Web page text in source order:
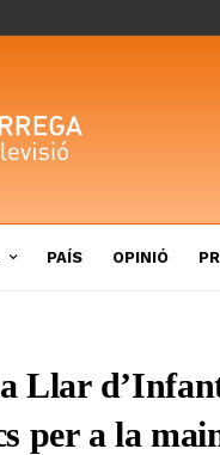
PAÍS OPINIÓ
Llar
per a la